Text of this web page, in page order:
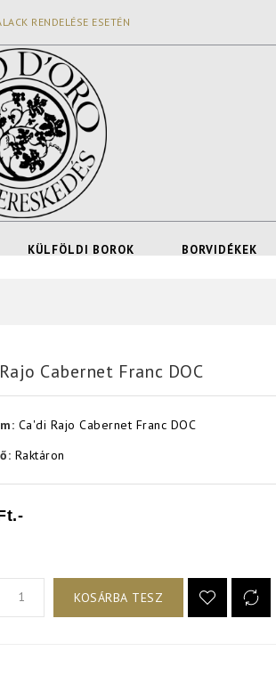
RENDELÉSE ESETÉN
KÜLFÖLDI BOROK BORVIDÉKEK
Cabernet Franc DOC
Ca'di Rajo Cabernet Franc DOC
Raktáron
KOSÁRBA TESZ